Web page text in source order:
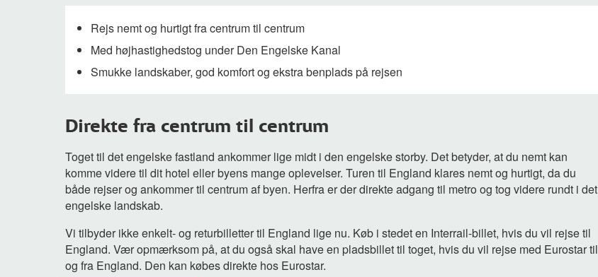
Rejs nemt og hurtigt fra centrum til centrum
Med højhastighedstog under Den Engelske Kanal
Smukke landskaber, god komfort og ekstra benplads på rejsen
Direkte fra centrum til centrum
Toget til det engelske fastland ankommer lige midt i den engelske storby. Det betyder, at du nemt kan
komme videre til dit hotel eller byens mange oplevelser. Turen til England klares nemt og hurtigt, da du
både rejser og ankommer til centrum af byen. Herfra er der direkte adgang til metro og tog videre rundt i det
engelske landskab.
Vi tilbyder ikke enkelt- og returbilletter til England lige nu. Køb i stedet en Interrail-billet, hvis du vil rejse til
England. Vær opmærksom på, at du også skal have en pladsbillet til toget, hvis du vil rejse med Eurostar til
og fra England. Den kan købes direkte hos Eurostar.